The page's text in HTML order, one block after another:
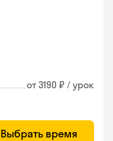
от 3190 ₽ / урок
Выбрать время